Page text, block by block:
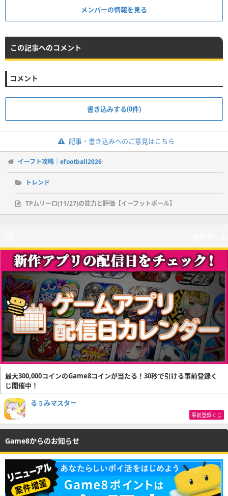
メンバーの情報を見る
この記事へのコメント
コメント
書き込みする(0件)
記事・書き込みへのご意見はこちら
イーフト攻略｜efootball2026
トレンド
TPムリーロ(11/27)の能力と評価【イーフットボール】
最大300,000コインのGame8コインが当たる！30秒で引ける事前登録く
じ開催中！
るぅみマスター
事前登録くじ
Game8からのお知らせ